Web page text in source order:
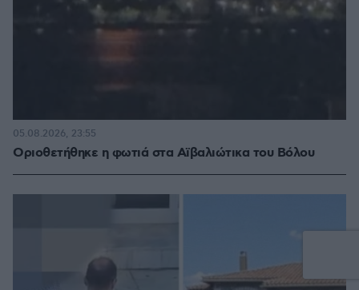
Οριοθετήθηκε η φωτιά στα Αϊβαλιώτικα του Βόλου
05.08.2026, 23:55